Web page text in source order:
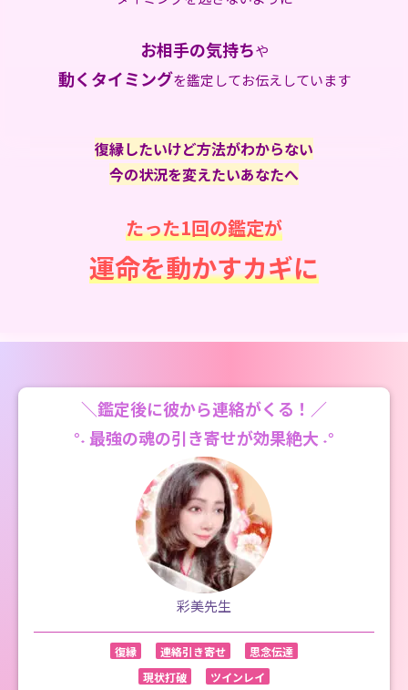
お相手の気持ちや
動くタイミングを鑑定してお伝えしています
復縁したいけど方法がわからない
今の状況を変えたいあなたへ
たった1回の鑑定が
運命を動かすカギに
＼鑑定後に彼から連絡がくる！／
°˖ 最強の魂の引き寄せが効果絶大 ˖°
彩美先生
復縁 連絡引き寄せ
思念伝達
現状打破
ツインレイ